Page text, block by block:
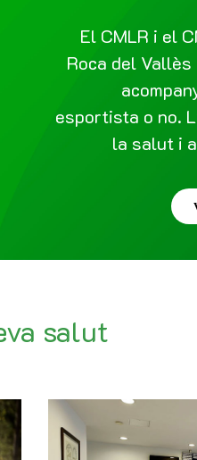
El CMLR i el
Roca del
esportista o no.
la salut i
salut